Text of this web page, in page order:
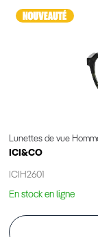
Lunettes de vue
ICI&CO
ICIH2601
En stock en ligne